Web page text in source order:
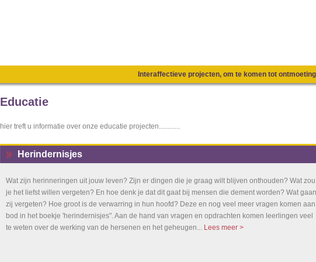
Interaffectieve projecten, om te komen tot
Educatie
hier treft u informatie over onze educatie projecten............
Herindernisjes
Wat zijn herinneringen uit jouw leven? Zijn er dingen die je graag wilt blijven onthouden? Wat zou
je het liefst willen vergeten? En hoe denk je dat dit gaat bij mensen die dement worden? Wat gaan
zij vergeten? Hoe groot is de verwarring in hun hoofd? Deze en nog veel meer vragen komen aan
bod in het boekje 'herindernisjes". Aan de hand van vragen en opdrachten komen leerlingen veel
te weten over de werking van de hersenen en het geheugen... Lees meer >